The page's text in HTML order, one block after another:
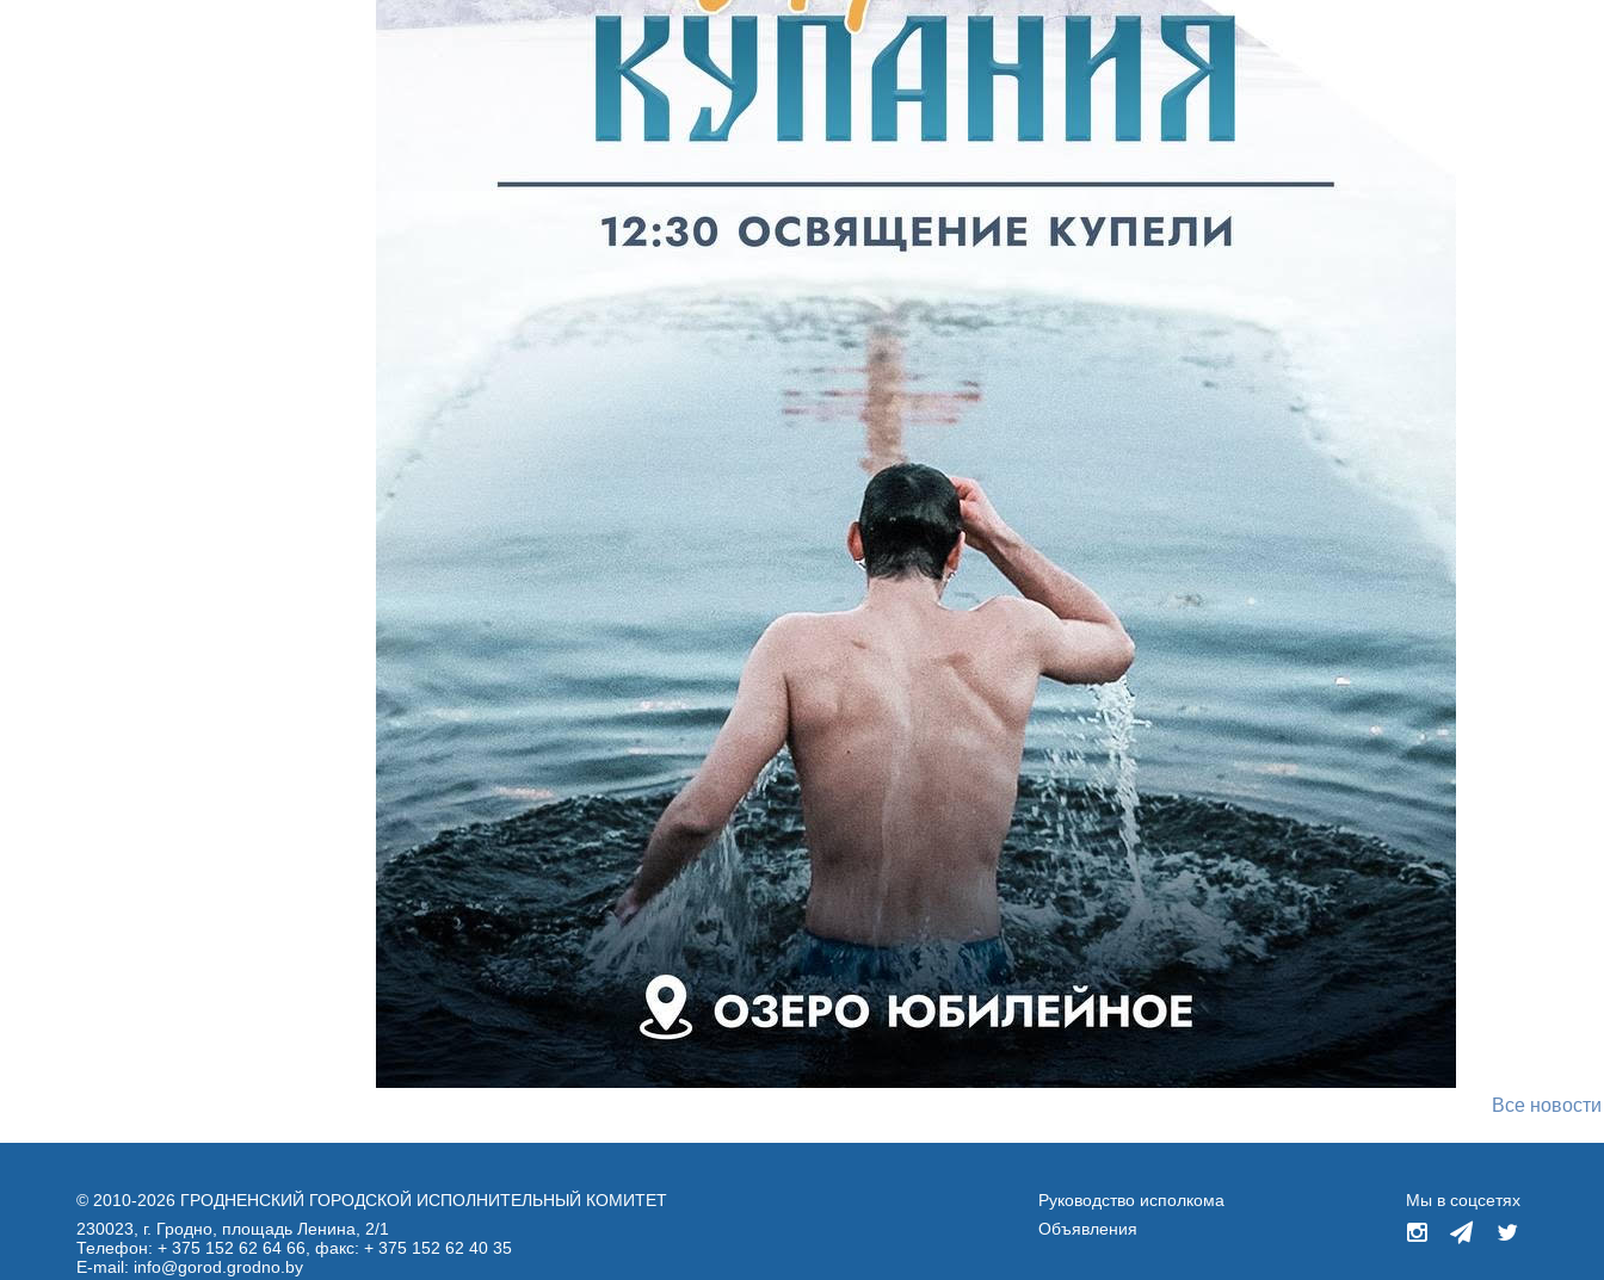
Все новости
© 2010-2026 ГРОДНЕНСКИЙ ГОРОДСКОЙ ИСПОЛНИТЕЛЬНЫЙ КОМИТЕТ
230023, г. Гродно, площадь Ленина, 2/1
Телефон: + 375 152 62 64 66 , факс: + 375 152 62 40 35
E-mail: info@gorod.grodno.by
Руководство исполкома
Объявления
Мы в соцсетях